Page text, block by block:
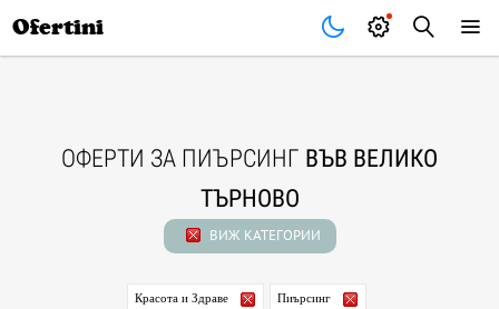
Ofertini
ОФЕРТИ ЗА ПИЪРСИНГ ВЪВ ВЕЛИКО
ТЪРНОВО
ВИЖ КАТЕГОРИИ
Красота и Здраве Пиърсинг